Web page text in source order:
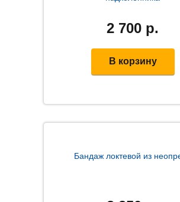
2 700 р.
В корзину
Бандаж локтевой из